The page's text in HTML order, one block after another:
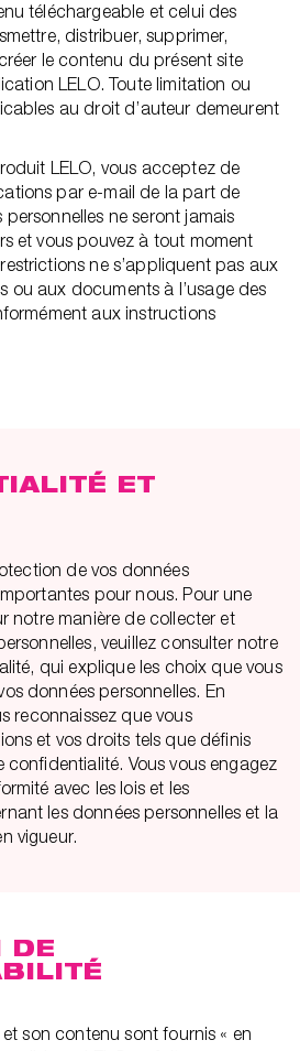
téléchargeable et celui des
distribuer, supprimer,
le contenu du présent site
LELO. Toute limitation ou
au droit d’auteur demeurent
LELO, vous acceptez de
par e-mail de la part de
personnelles ne seront jamais
et vous pouvez à tout moment
ne s’appliquent pas aux
ou aux documents à l’usage des
aux instructions
ET
de vos données
pour nous. Pour une
notre manière de collecter et
veuillez consulter notre
qui explique les choix que vous
données personnelles. En
reconnaissez que vous
et vos droits tels que définis
confidentialité. Vous vous engagez
avec les lois et les
les données personnelles et la
vigueur.
DE
son contenu sont fournis « en